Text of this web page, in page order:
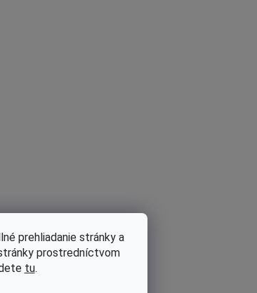
prehliadanie stránky a
prostredníctvom
tu.